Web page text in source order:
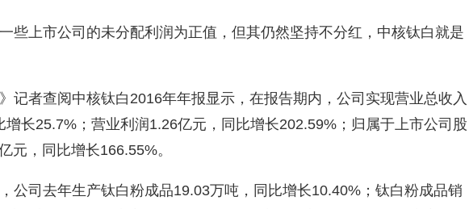
些上市公司的未分配利润为正值，但其仍然坚持不分红，中核钛白就是
》记者查阅中核钛白2016年年报显示，在报告期内，公司实现营业总收入
增长25.7%；营业利润1.26亿元，同比增长202.59%；归属于上市公司股
元，同比增长166.55%。
公司去年生产钛白粉成品19.03万吨，同比增长10.40%；钛白粉成品销